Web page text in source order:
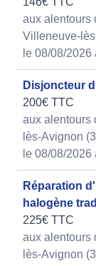
aux alentours
Villeneuve-
le 08/08/2026
Disjoncteur
200€ TTC
aux alentours
lès-Avignon
le 08/08/2026
Réparation
halogène
225€ TTC
aux alentours
lès-Avignon